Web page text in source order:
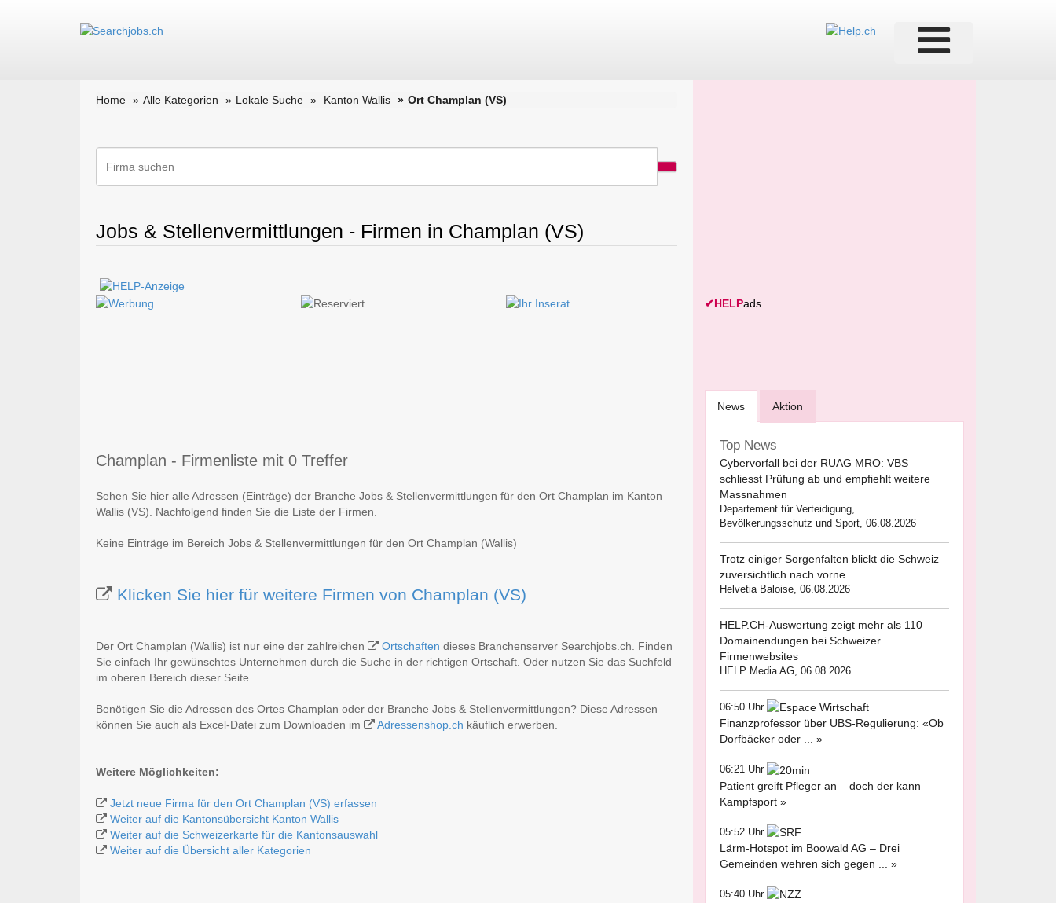
Home Alle Kategorien Lokale Suche Kanton Wallis Ort Champlan (VS)
Jobs & Stellenvermittlungen - Firmen in Champlan (VS)
Champlan - Firmenliste mit 0 Treffer
Sehen Sie hier alle Adressen (Einträge) der Branche Jobs & Stellenvermittlungen für den Ort Champlan im Kanton
Wallis (VS). Nachfolgend finden Sie die Liste der Firmen.
Keine Einträge im Bereich Jobs & Stellenvermittlungen für den Ort Champlan (Wallis)
Klicken Sie hier für weitere Firmen von Champlan (VS)
Der Ort Champlan (Wallis) ist nur eine der zahlreichen Ortschaften dieses Branchenserver Searchjobs.ch. Finden
Sie einfach Ihr gewünschtes Unternehmen durch die Suche in der richtigen Ortschaft. Oder nutzen Sie das Suchfeld
im oberen Bereich dieser Seite.
Benötigen Sie die Adressen des Ortes Champlan oder der Branche Jobs & Stellenvermittlungen? Diese Adressen
können Sie auch als Excel-Datei zum Downloaden im
Adressenshop.ch käuflich erwerben.
Weitere Möglichkeiten:
Jetzt neue Firma für den Ort Champlan (VS) erfassen
Weiter auf die Kantonsübersicht Kanton Wallis
Weiter auf die Schweizerkarte für die Kantonsauswahl
Weiter auf die Übersicht aller Kategorien
✔HELPads
News Aktion
Top News
Cybervorfall bei der RUAG MRO: VBS
schliesst Prüfung ab und empfiehlt weitere
Massnahmen
Departement für Verteidigung,
Bevölkerungsschutz und Sport, 06.08.2026
Trotz einiger Sorgenfalten blickt die Schweiz
zuversichtlich nach vorne
Helvetia Baloise, 06.08.2026
HELP.CH-Auswertung zeigt mehr als 110
Domainendungen bei Schweizer
Firmenwebsites
HELP Media AG, 06.08.2026
06:50 Uhr
Finanzprofessor über UBS-Regulierung: «Ob
Dorfbäcker oder ... »
06:21 Uhr
Patient greift Pfleger an – doch der kann
Kampfsport »
05:52 Uhr
Lärm-Hotspot im Boowald AG – Drei
Gemeinden wehren sich gegen ... »
05:40 Uhr